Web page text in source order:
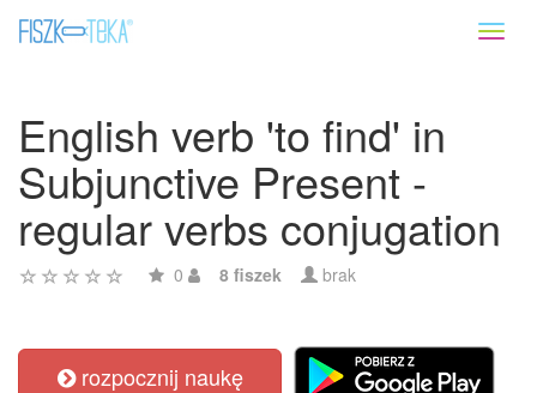
English verb 'to find' in
Subjunctive Present -
regular verbs conjugation
0 8 fiszek brak
rozpocznij naukę